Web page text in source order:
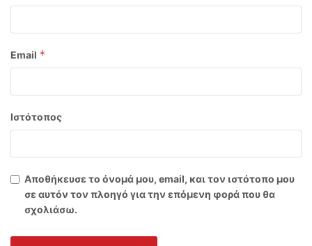
Email *
Ιστότοπος
Αποθήκευσε το όνομά μου, email, και τον ιστότοπο μου
σε αυτόν τον πλοηγό για την επόμενη φορά που θα
σχολιάσω.